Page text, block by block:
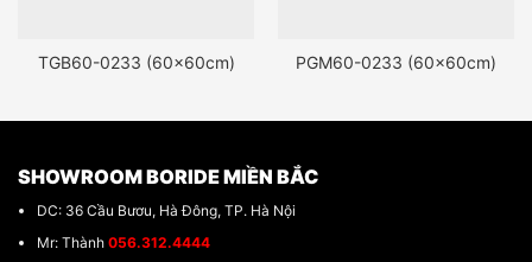
TGB60-0233 (60x60cm) PGM60-0233 (60x60cm)
SHOWROOM BORIDE MIỀN BẮC
DC: 36 Cầu Bươu, Hà Đông, TP. Hà Nội
Mr: Thành 056.312.4444